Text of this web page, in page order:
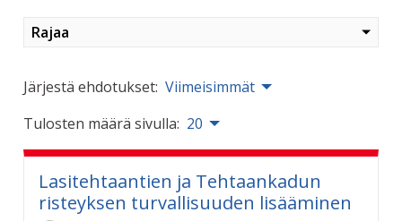
Rajaa
Järjestä ehdotukset: Viimeisimmät
Tulosten määrä sivulla: 20
Lasitehtaantien ja Tehtaankadun
risteyksen turvallisuuden lisääminen